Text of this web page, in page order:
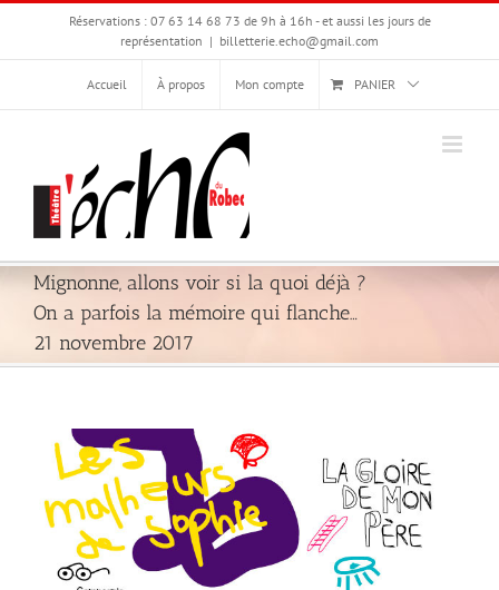
Passer
Réservations : 07 63 14 68 73 de 9h à 16h - et aussi les jours de
représentation | billetterie.echo@gmail.com
Accueil À propos Mon compte PANIER
Mignonne, allons voir si la quoi déjà ?
On a parfois la mémoire qui flanche…
21 novembre 2017